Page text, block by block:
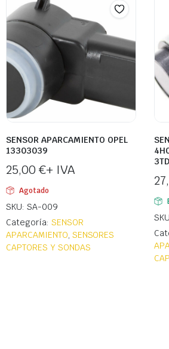
SENSOR APARCAMIENTO OPEL
13303039
25,00 €+ IVA
Agotado
SKU: SA-009
Categoría: SENSOR
APARCAMIENTO, SENSORES
CAPTORES Y SONDAS